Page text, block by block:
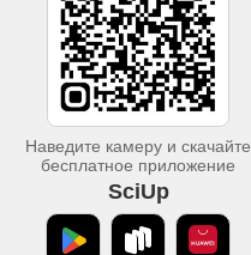
Наведите камеру и скачайте
бесплатное приложение
SciUp